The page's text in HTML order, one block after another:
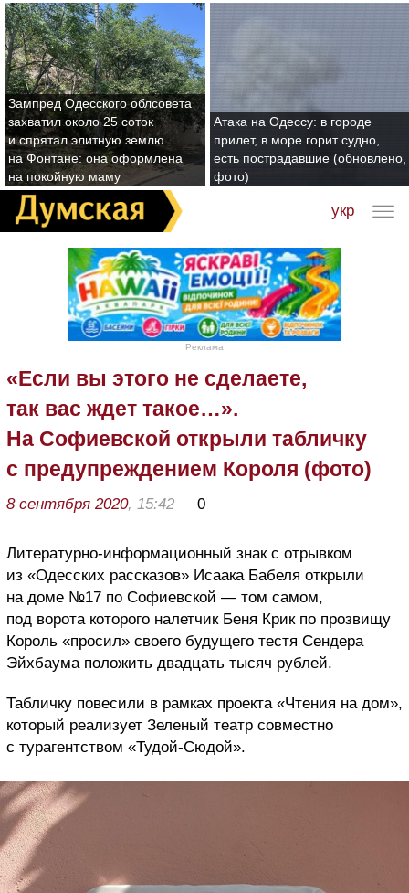
Зампред Одесского облсовета
захватил около 25 соток
и спрятал элитную землю
на Фонтане: она оформлена
на покойную маму
Атака на Одессу: в городе
прилет, в море горит судно,
есть пострадавшие (обновлено,
фото)
укр
Реклама
«Если вы этого не сделаете,
так вас ждет такое…».
На Софиевской открыли табличку
с предупреждением Короля (фото)
8 сентября 2020, 15:42 0
Литературно-информационный знак с отрывком
из «Одесских рассказов» Исаака Бабеля открыли
на доме №17 по Софиевской — том самом,
под ворота которого налетчик Беня Крик по прозвищу
Король «просил» своего будущего тестя Сендера
Эйхбаума положить двадцать тысяч рублей.
Табличку повесили в рамках проекта «Чтения на дом»,
который реализует Зеленый театр совместно
с турагентством «Тудой-Сюдой».